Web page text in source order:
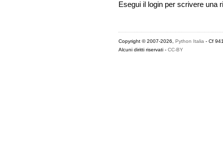
Esegui il login per scrivere una
Copyright © 2007-2026, Python Italia- Cf
Alcuni diritti riservati - CC-BY